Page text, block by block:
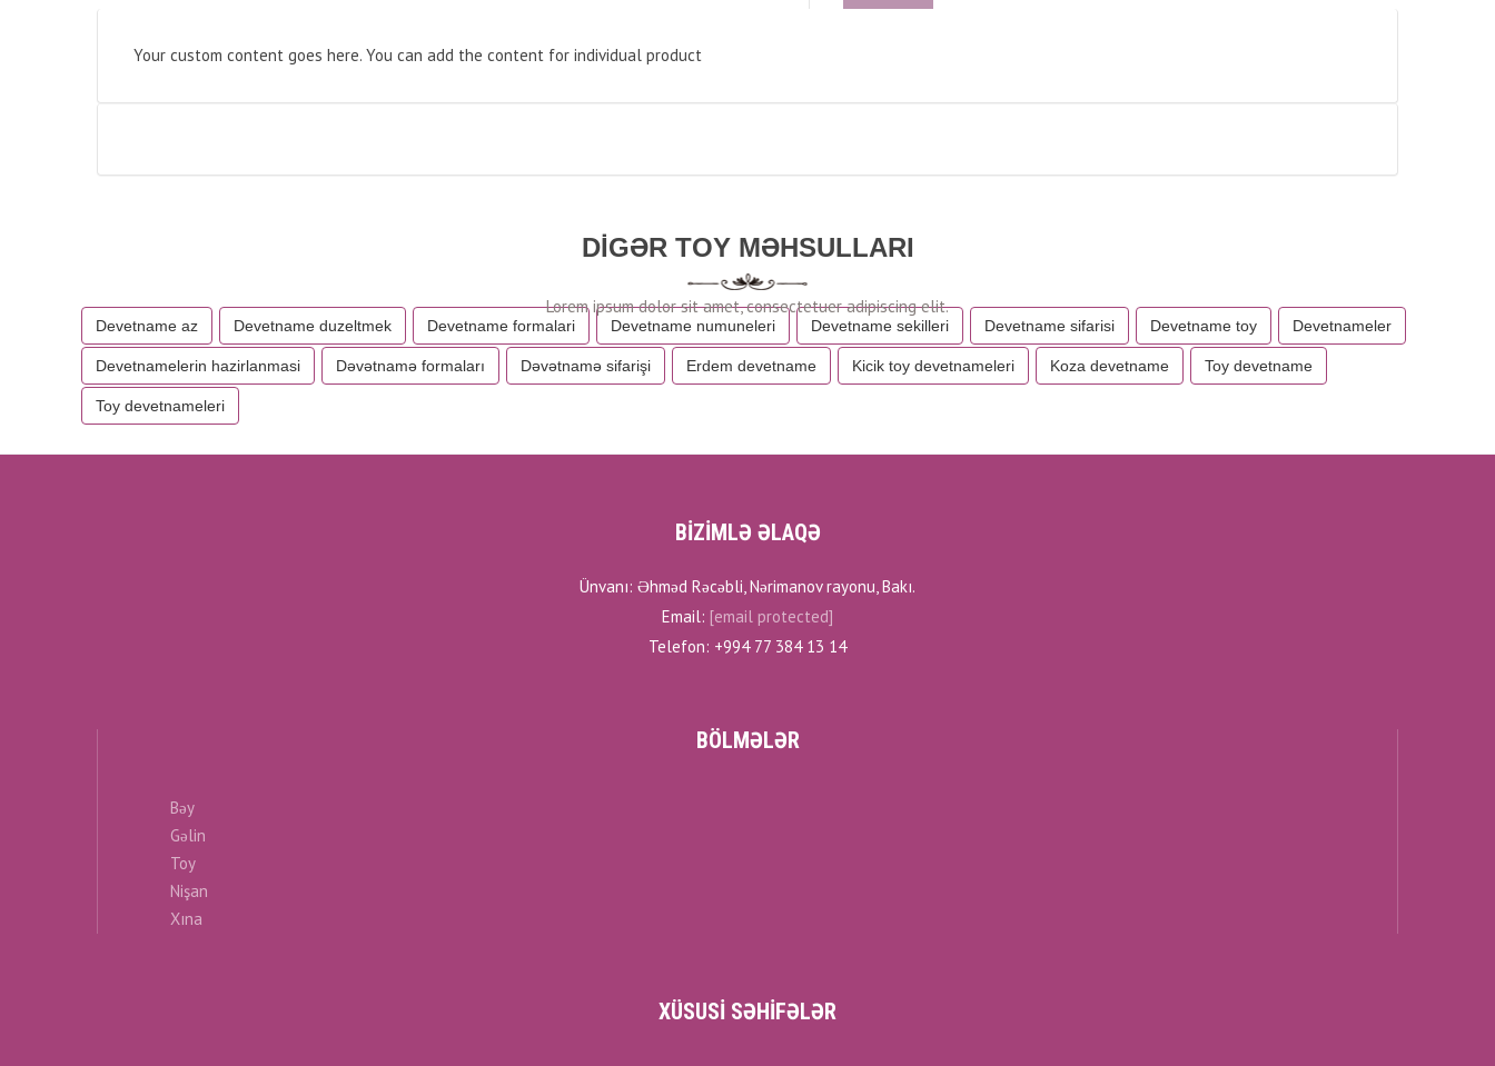
Your custom content goes here. You can add the content for individual product
DIGƏR TOY MƏHSULLARI
Devetname az Devetname duzeltmek Devetname formalari Devetname numuneleri Devetname sekilleri Devetname sifarisi Devetname toy Devetnameler
Devetnamelerin hazirlanmasi Dəvətnamə formaları Dəvətnamə sifarişi Erdem devetname Kicik toy devetnameleri Koza devetname Toy devetname
Toy devetnameleri
BİZİMLƏ ƏLAQƏ
Ünvanı: Əhməd Rəcəbli, Nərimanov rayonu, Bakı.
Email: [email protected]
Telefon: +994 77 384 13 14
BÖLMƏLƏR
Bəy
Gəlin
Toy
Nişan
Xına
XÜSUSI SƏHIFƏLƏR